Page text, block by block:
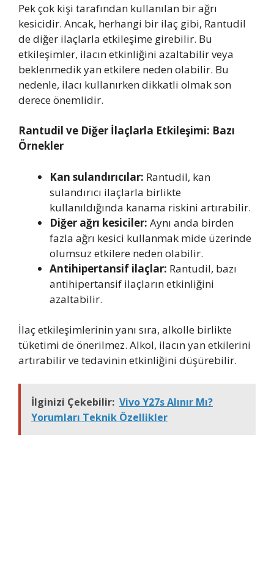
Pek çok kişi tarafından kullanılan bir ağrı
kesicidir. Ancak, herhangi bir ilaç gibi, Rantudil
de diğer ilaçlarla etkileşime girebilir. Bu
etkileşimler, ilacın etkinliğini azaltabilir veya
beklenmedik yan etkilere neden olabilir. Bu
nedenle, ilacı kullanırken dikkatli olmak son
derece önemlidir.
Rantudil ve Diğer İlaçlarla Etkileşimi: Bazı
Örnekler
Kan sulandırıcılar: Rantudil, kan
sulandırıcı ilaçlarla birlikte
kullanıldığında kanama riskini artırabilir.
Diğer ağrı kesiciler: Aynı anda birden
fazla ağrı kesici kullanmak mide üzerinde
olumsuz etkilere neden olabilir.
Antihipertansif ilaçlar: Rantudil, bazı
antihipertansif ilaçların etkinliğini
azaltabilir.
İlaç etkileşimlerinin yanı sıra, alkolle birlikte
tüketimi de önerilmez. Alkol, ilacın yan etkilerini
artırabilir ve tedavinin etkinliğini düşürebilir.
İlginizi Çekebilir: Vivo Y27s Alınır Mı?
Yorumları Teknik Özellikler